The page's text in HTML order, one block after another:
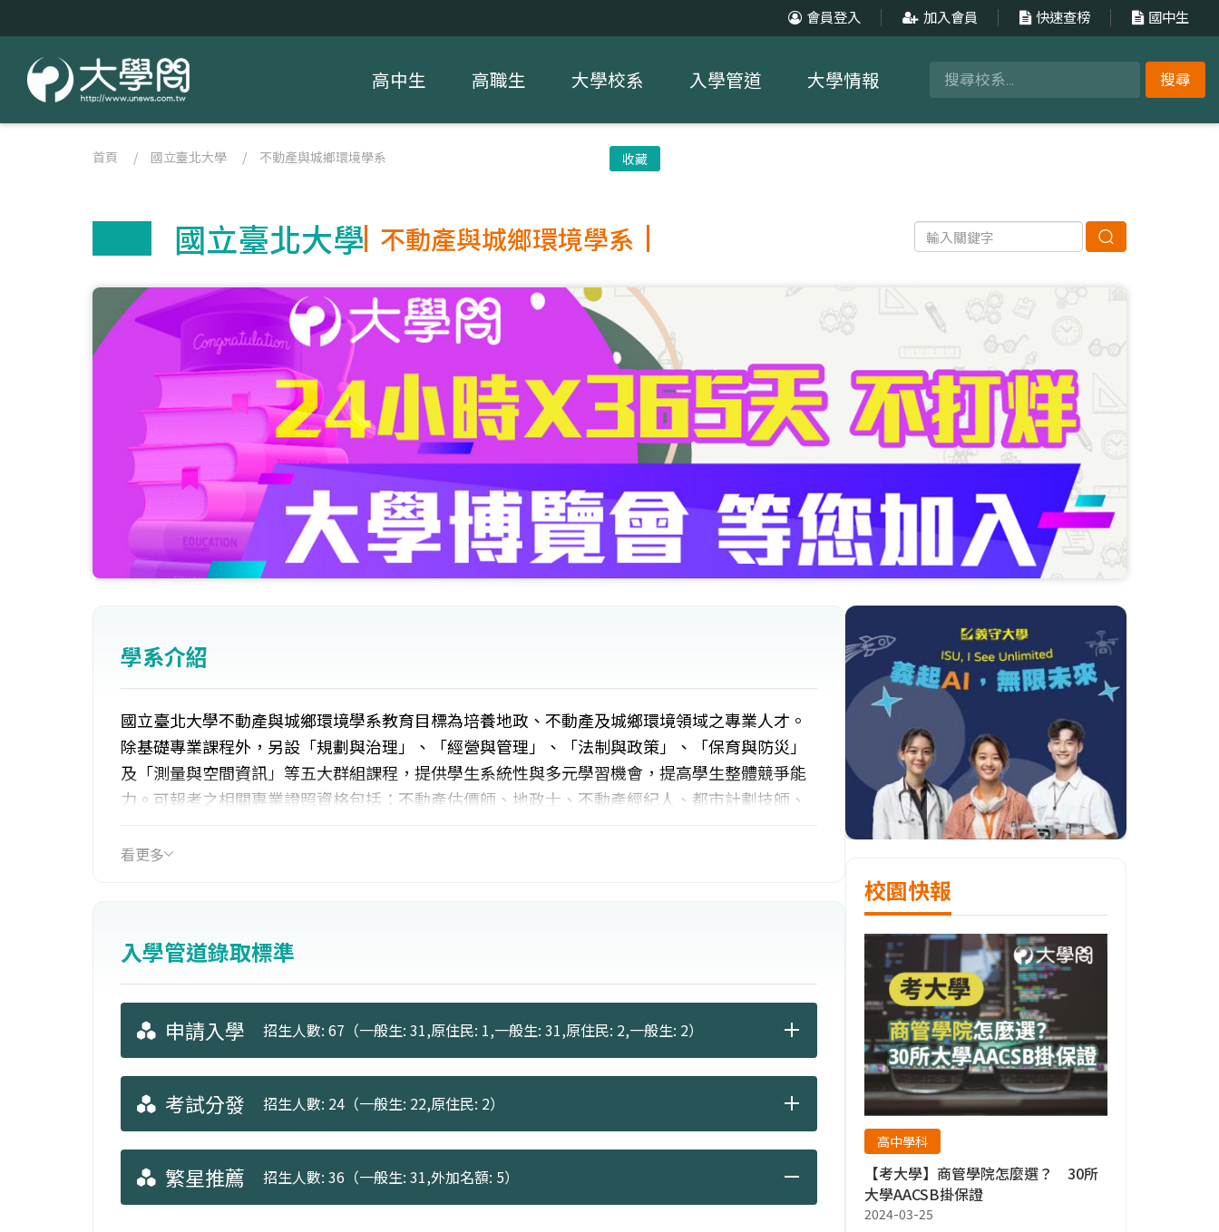
會員登入 加入會員 快速查榜 國中生
搜尋
高中生 高職生 大學校系 入學管道 大學情報
首頁 / 國立臺北大學 / 不動產與城鄉環境學系 收藏
國立臺北大學 不動產與城鄉環境學系
學系介紹
國立臺北大學不動產與城鄉環境學系教育目標為培養地政、不動產及城鄉環境領域之專業人才。
除基礎專業課程外，另設「規劃與治理」、「經營與管理」、「法制與政策」、「保育與防災」
及「測量與空間資訊」等五大群組課程，提供學生系統性與多元學習機會，提高學生整體競爭能
力。可報考之相關專業證照資格包括：不動產估價師、地政士、不動產經紀人、都市計劃技師、
看更多
入學管道錄取標準
申請入學 招生人數: 67（一般生: 31,原住民: 1,一般生: 31,原住民: 2,一般生: 2）
考試分發 招生人數: 24（一般生: 22,原住民: 2）
繁星推薦 招生人數: 36（一般生: 31,外加名額: 5）
校園快報
高中學科
【考大學】商管學院怎麼選？ 30所
大學AACSB掛保證
2024-03-25